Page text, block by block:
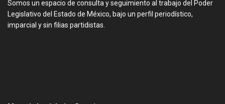
Somos un espacio de consulta y seguimiento al trabajo del Poder
Legislativo del Estado de México, bajo un perfil periodístico,
imparcial y sin filias partidistas.